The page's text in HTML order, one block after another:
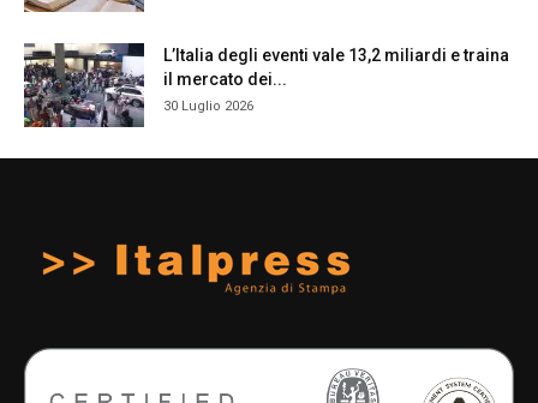
L’Italia degli eventi vale 13,2 miliardi e traina
il mercato dei...
30 Luglio 2026